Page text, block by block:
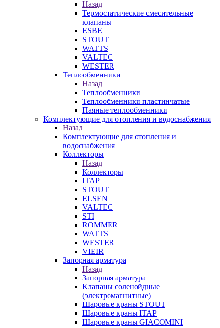
Назад
Термостатические смесительные
клапаны
ESBE
STOUT
WATTS
VALTEC
WESTER
Теплообменники
Назад
Теплообменники
Теплообменники пластинчатые
Паяные теплообменники
Комплектующие для отопления и водоснабжения
Назад
Комплектующие для отопления и
водоснабжения
Коллекторы
Назад
Коллекторы
ITAP
STOUT
ELSEN
VALTEC
STI
ROMMER
WATTS
WESTER
VIEIR
Запорная арматура
Назад
Запорная арматура
Клапаны соленойдные
(электромагнитные)
Шаровые краны STOUT
Шаровые краны ITAP
Шаровые краны GIACOMINI